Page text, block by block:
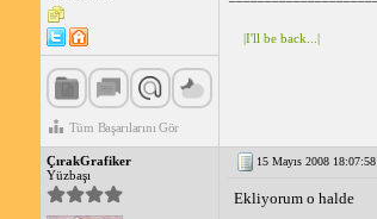
Tüm Başarılarını Gör
|I'll be back...|
ÇırakGrafiker
Yüzbaşı
15 Mayıs 2008 18:07:58
Ekliyorum o halde